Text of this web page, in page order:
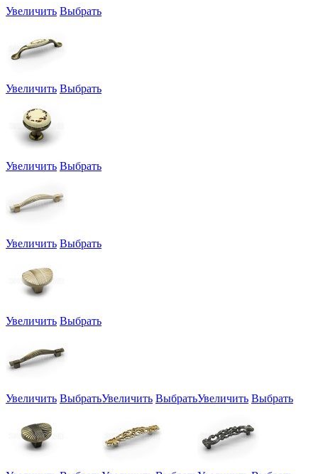
Увеличить Выбрать
Увеличить Выбрать
Увеличить Выбрать
Увеличить Выбрать
Увеличить Выбрать
Увеличить ВыбратьУвеличить ВыбратьУвеличить Выбрать